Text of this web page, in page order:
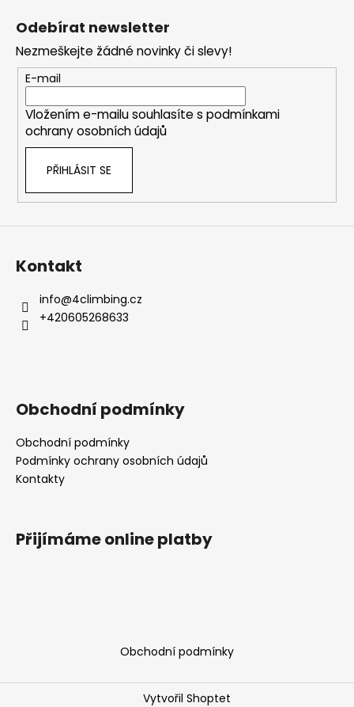
Odebírat newsletter
Nezmeškejte žádné novinky či slevy!
E-mail
Vložením e-mailu souhlasíte s podmínkami
ochrany osobních údajů
PŘIHLÁSIT SE
Kontakt
info@4climbing.cz
+420605268633
Obchodní podmínky
Obchodní podmínky
Podmínky ochrany osobních údajů
Kontakty
Přijímáme online platby
Obchodní podmínky
Vytvořil Shoptet